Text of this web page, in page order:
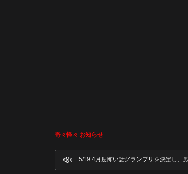
奇々怪々 お知らせ
5/19 4月度怖い話グランプリ を決定し、